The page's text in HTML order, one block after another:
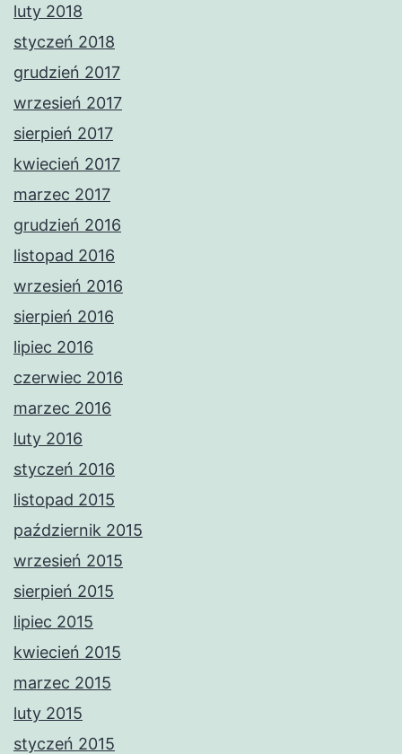
luty 2018
styczeń 2018
grudzień 2017
wrzesień 2017
sierpień 2017
kwiecień 2017
marzec 2017
grudzień 2016
listopad 2016
wrzesień 2016
sierpień 2016
lipiec 2016
czerwiec 2016
marzec 2016
luty 2016
styczeń 2016
listopad 2015
październik 2015
wrzesień 2015
sierpień 2015
lipiec 2015
kwiecień 2015
marzec 2015
luty 2015
styczeń 2015